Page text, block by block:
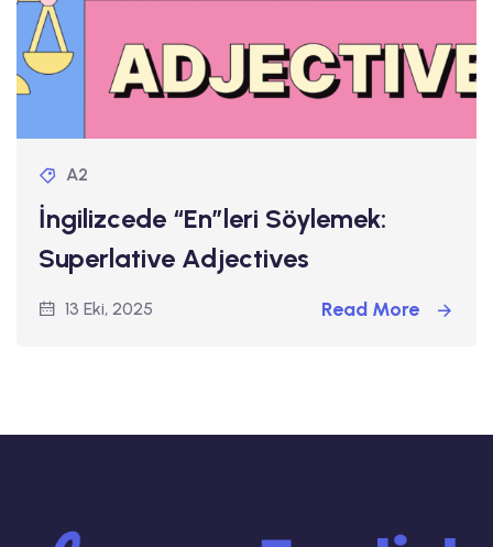
A2
İngilizcede “En”leri Söylemek:
Superlative Adjectives
13 Eki, 2025 Read More